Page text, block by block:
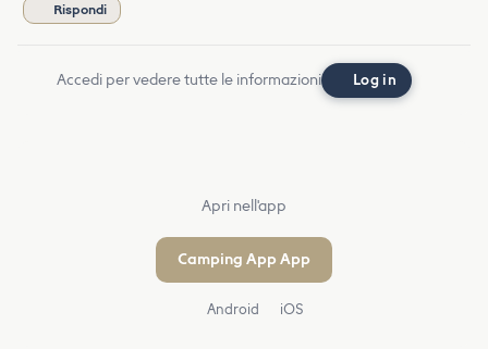
Rispondi
Accedi per vedere tutte le informazioni Log in
Apri nell'app
Camping App App
Android iOS